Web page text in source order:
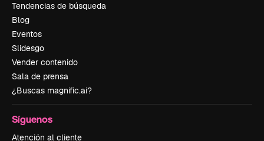
Tendencias de búsqueda
Blog
Eventos
Slidesgo
Vender contenido
Sala de prensa
¿Buscas magnific.ai?
Síguenos
Atención al cliente